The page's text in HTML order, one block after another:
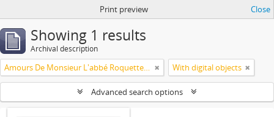
Print preview Close
Showing 1 results
Archival description
Amours De Monsieur L'abbé Roquette avec Mademoiselle de Montauzier par Monsieur L'abbé Le Camus 1667 With digital objects
Advanced search options